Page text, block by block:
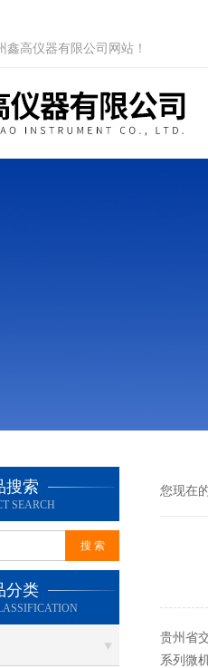
鑫高仪器有限公司网站！
搜索
SEARCH
分类
您现在
贵州省
系列微